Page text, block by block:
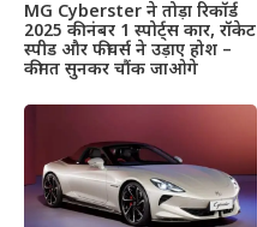
MG Cyberster ने तोड़ा रिकॉर्ड
2025 की नंबर 1 स्पोर्ट्स कार, रॉकेट
स्पीड और फीचर्स ने उड़ाए होश –
कीमत सुनकर चौंक जाओगे